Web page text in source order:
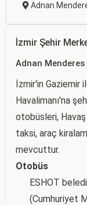
Adnan
İzmir Şehir
Adnan Menderes
İzmir'in Gaziemir
Havalimanı'na
otobüsleri,
taksi, araç
mevcuttur.
Otobüs
ESHOT
(Cumhuriyet